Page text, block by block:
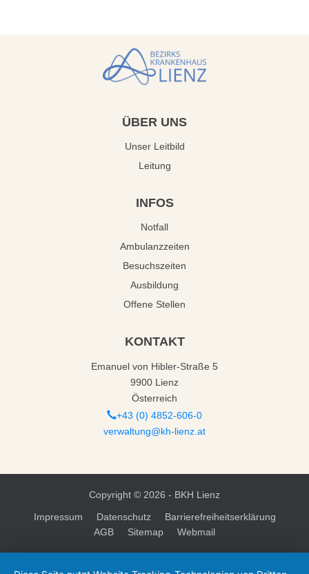
ÜBER UNS
Unser Leitbild
Leitung
INFOS
Notfall
Ambulanzzeiten
Besuchszeiten
Ausbildung
Offene Stellen
KONTAKT
Emanuel von Hibler-Straße 5
9900 Lienz
Österreich
+43 (0) 4852-606-0
verwaltung@kh-lienz.at
Copyright © 2026 - BKH Lienz
Impressum
Datenschutz
Barrierefreiheitserklärung
AGB
Sitemap Webmail